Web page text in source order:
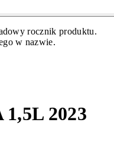
rocznik produktu.
w nazwie.
2023